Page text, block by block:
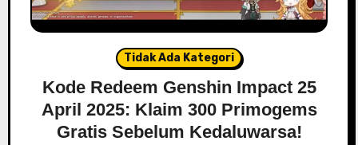
Tidak Ada Kategori
Kode Redeem Genshin Impact 25
April 2025: Klaim 300 Primogems
Gratis Sebelum Kedaluwarsa!